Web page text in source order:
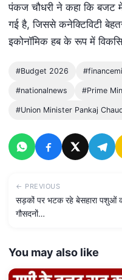
पंकज चौधरी ने कहा कि बजट
गई है, जिससे कनेक्टिविटी
इकोनॉमिक हब के रूप में
#Budget 2026
#nationalnews #Prime
#Union Minister Pankaj
← PREVIOUS
सड़कों पर भटक रहे बेसहारा पशुओं
गौसदनों…
You may also like